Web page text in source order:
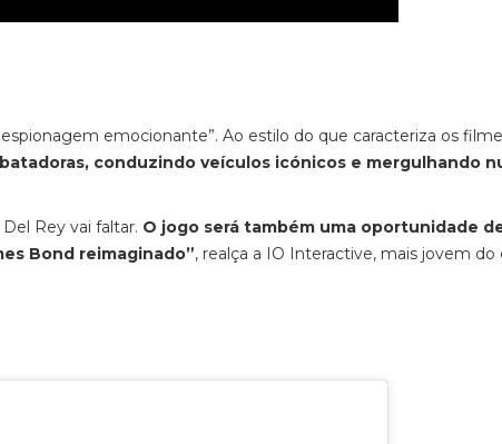
emocionante”. Ao estilo do que caracteriza os
conduzindo veículos icónicos e mergulhando
Rey vai faltar. O jogo será também uma oportunidade
Bond reimaginado”, realça a IO Interactive, mais jovem do